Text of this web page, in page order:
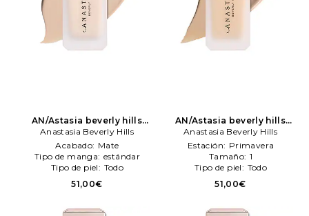
AN/Astasia beverly hills
maquillaje perfecteng
blurreng foundation en
color belleza: N/A Anastasia
Beverly Hills
Anastasia Beverly Hills
Acabado: Mate
Tipo de manga: estándar
Tipo de piel: Todo
51,00€
AN/Astasia beverly hills
maquillaje perfecteng
blurreng foundation en
color belleza: N/A Anastasia
Beverly Hills
Anastasia Beverly Hills
Estación: Primavera
Tamaño: 1
Tipo de piel: Todo
51,00€